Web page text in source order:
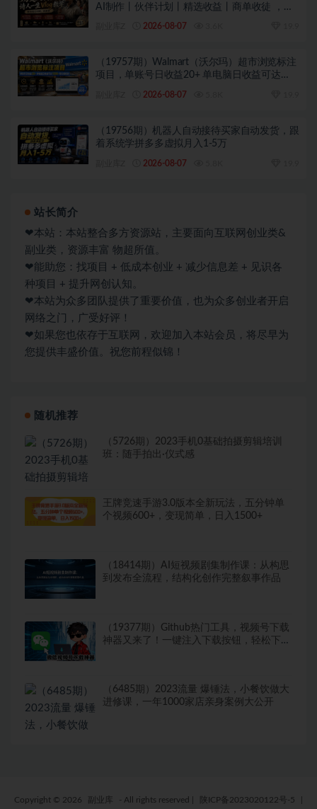
AI制作丨伙伴计划丨精选收益丨商单收徒 ，新
2026-08-07
（19757期）Walmart（沃尔玛）超市浏览标注
项目，单账号日收益20+ 单电脑日收益可达
2026-08-07
（19756期）机器人自动接待买家自动发货，跟
着系统学拼多多虚拟月入1-5万
2026-08-07
站长简介
❤本站：本站整合多方资源站，主要面向互联网创业类&
副业类，资源丰富 物超所值。
❤能助您：找项目 + 低成本创业 + 减少信息差 + 见识各
种项目 + 提升网创认知。
❤本站为众多团队提供了重要价值，也为众多创业者开启
网络之门，广受好评！
❤如果您也依存于互联网，欢迎加入本站会员，将尽早为
您提供丰盛价值。祝您前程似锦！
随机推荐
（5726期）2023手机0基础拍摄剪辑培训
班：随手拍出·仪式感
王牌竞速手游3.0版本全新玩法，五分钟单
个视频600+，变现简单，日入1500+
（18414期）AI短视频剧集制作课：从构思
到发布全流程，结构化创作完整叙事作品
（19377期）Github热门工具，视频号下载
神器又来了！一键注入下载按钮，轻松下
（6485期）2023流量 爆锤法，小餐饮做大
进修课，一年1000家店亲身案例大公开
Copyright © 2026 副业库 - All rights reserved 陕ICP备2023020122号-5